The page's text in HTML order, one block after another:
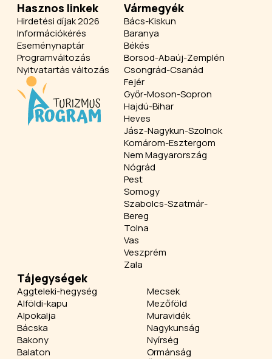
Hasznos linkek
Hirdetési díjak 2026
Információkérés
Eseménynaptár
Programváltozás
Nyitvatartás változás
Vármegyék
Bács-Kiskun
Baranya
Békés
Borsod-Abaúj-Zemplén
Csongrád-Csanád
Fejér
Győr-Moson-Sopron
Hajdú-Bihar
Heves
Jász-Nagykun-Szolnok
Komárom-Esztergom
Nem Magyarország
Nógrád
Pest
Somogy
Szabolcs-Szatmár-
Bereg
Tolna
Vas
Veszprém
Zala
Tájegységek
Aggteleki-hegység
Alföldi-kapu
Alpokalja
Bácska
Bakony
Balaton
Mecsek
Mezőföld
Muravidék
Nagykunság
Nyírség
Ormánság